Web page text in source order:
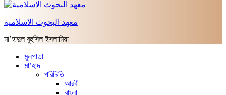
معهد البحوث الاسلامية
মা’হাদুল বুহুসিল ইসলামিয়া
মূলপাতা
মা’হাদ
পরিচিতি
আরবী
বাংলা